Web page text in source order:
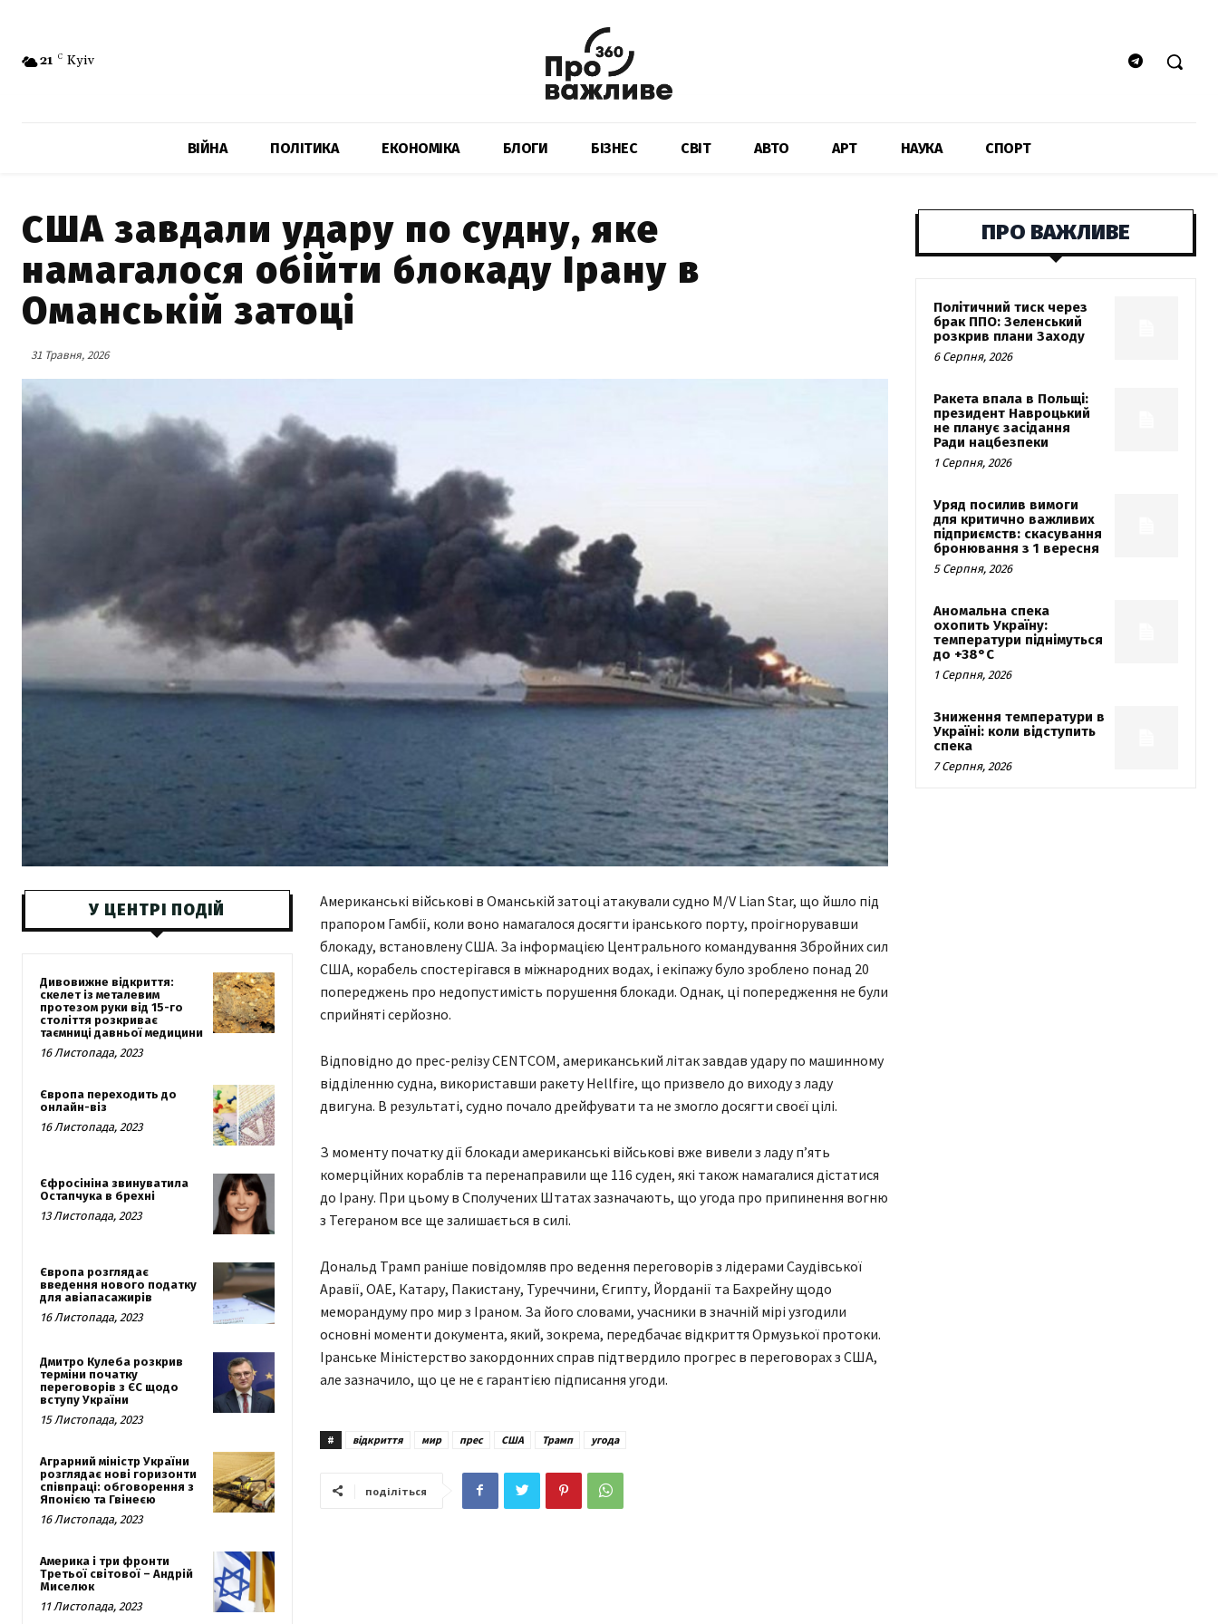
21 C Kyiv
ВІЙНА ПОЛІТИКА ЕКОНОМІКА БЛОГИ БІЗНЕС СВІТ АВТО АРТ НАУКА СПОРТ
США завдали удару по судну, яке
намагалося обійти блокаду Ірану в
Оманській затоці
31 Травня, 2026
У ЦЕНТРІ ПОДІЙ
Дивовижне відкриття:
скелет із металевим
протезом руки від 15-го
століття розкриває
таємниці давньої медицини
16 Листопада, 2023
Європа переходить до
онлайн-віз
16 Листопада, 2023
Єфросініна звинуватила
Остапчука в брехні
13 Листопада, 2023
Європа розглядає
введення нового податку
для авіапасажирів
16 Листопада, 2023
Дмитро Кулеба розкрив
терміни початку
переговорів з ЄС щодо
вступу України
15 Листопада, 2023
Аграрний міністр України
розглядає нові горизонти
співпраці: обговорення з
Японією та Гвінеєю
16 Листопада, 2023
Америка і три фронти
Третьої світової – Андрій
Миселюк
11 Листопада, 2023
Американські військові в Оманській затоці атакували судно M/V Lian Star, що йшло під
прапором Гамбії, коли воно намагалося досягти іранського порту, проігнорувавши
блокаду, встановлену США. За інформацією Центрального командування Збройних сил
США, корабель спостерігався в міжнародних водах, і екіпажу було зроблено понад 20
попереджень про недопустимість порушення блокади. Однак, ці попередження не були
сприйняті серйозно.
Відповідно до прес-релізу CENTCOM, американський літак завдав удару по машинному
відділенню судна, використавши ракету Hellfire, що призвело до виходу з ладу
двигуна. В результаті, судно почало дрейфувати та не змогло досягти своєї цілі.
З моменту початку дії блокади американські військові вже вивели з ладу п’ять
комерційних кораблів та перенаправили ще 116 суден, які також намагалися дістатися
до Ірану. При цьому в Сполучених Штатах зазначають, що угода про припинення вогню
з Тегераном все ще залишається в силі.
Дональд Трамп раніше повідомляв про ведення переговорів з лідерами Саудівської
Аравії, ОАЕ, Катару, Пакистану, Туреччини, Єгипту, Йорданії та Бахрейну щодо
меморандуму про мир з Іраном. За його словами, учасники в значній мірі узгодили
основні моменти документа, який, зокрема, передбачає відкриття Ормузької протоки.
Іранське Міністерство закордонних справ підтвердило прогрес в переговорах з США,
але зазначило, що це не є гарантією підписання угоди.
# відкриття мир прес США Трамп угода
поділіться
ПРО ВАЖЛИВЕ
Політичний тиск через
брак ППО: Зеленський
розкрив плани Заходу
6 Серпня, 2026
Ракета впала в Польщі:
президент Навроцький
не планує засідання
Ради нацбезпеки
1 Серпня, 2026
Уряд посилив вимоги
для критично важливих
підприємств: скасування
бронювання з 1 вересня
5 Серпня, 2026
Аномальна спека
охопить Україну:
температури піднімуться
до +38°C
1 Серпня, 2026
Зниження температури в
Україні: коли відступить
спека
7 Серпня, 2026